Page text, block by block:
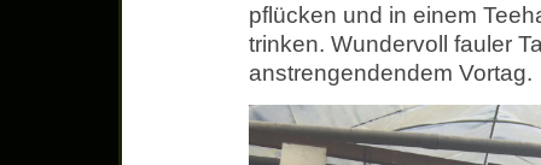
pflücken und in einem
trinken. Wundervoll fauler
anstrengendendem Vortag.